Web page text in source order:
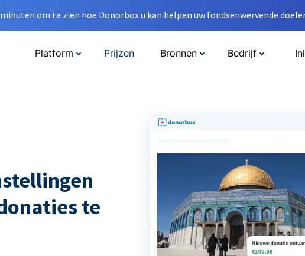
minuten om te zien hoe Donorbox u kan helpen uw fondsenwervende
Platform Prijzen Bronnen Bedrijf
te